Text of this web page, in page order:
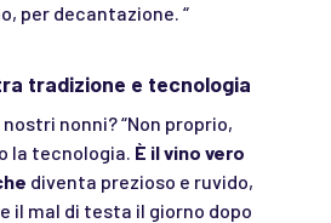
per decantazione. “
tradizione e tecnologia
nonni? “Non proprio,
la tecnologia. È il vino vero
diventa prezioso e ruvido,
il mal di testa il giorno dopo